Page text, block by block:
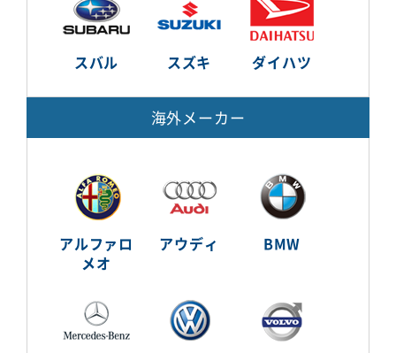
スバル スズキ ダイハツ
海外メーカー
アルファロ
メオ
アウディ BMW